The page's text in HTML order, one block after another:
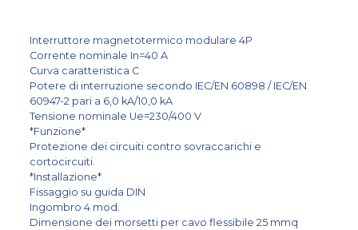
Interruttore magnetotermico modulare 4P
Corrente nominale In=40 A
Curva caratteristica C
Potere di interruzione secondo IEC/EN 60898 / IEC/EN
60947-2 pari a 6,0 kA/10,0 kA
Tensione nominale Ue=230/400 V
*Funzione*
Protezione dei circuiti contro sovraccarichi e
cortocircuiti.
*Installazione*
Fissaggio su guida DIN
Ingombro 4 mod.
Dimensione dei morsetti per cavo flessibile 25 mmq